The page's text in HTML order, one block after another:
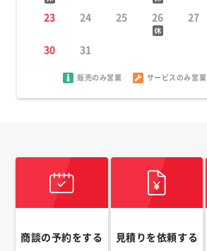
23 24 25 26 27
30 31
販売のみ営業 サービスのみ営業
商談の予約をする 見積りを依頼する